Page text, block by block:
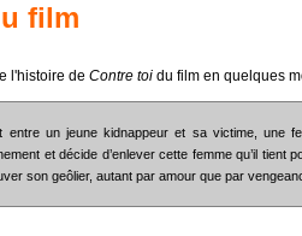
film
l'histoire de Contre toi du film en quelques
entre un jeune kidnappeur et sa victime, une
et décide d’enlever cette femme qu’il
son geôlier, autant par amour que par